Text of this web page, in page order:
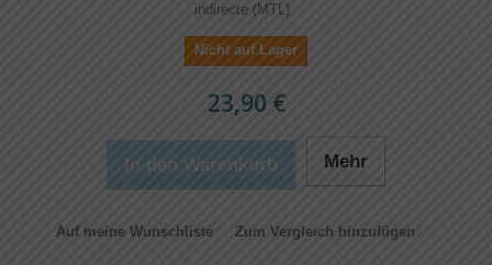
indirecte (MTL).
Nicht auf Lager
23,90 €
In den Warenkorb Mehr
Auf meine Wunschliste Zum Vergleich hinzufügen